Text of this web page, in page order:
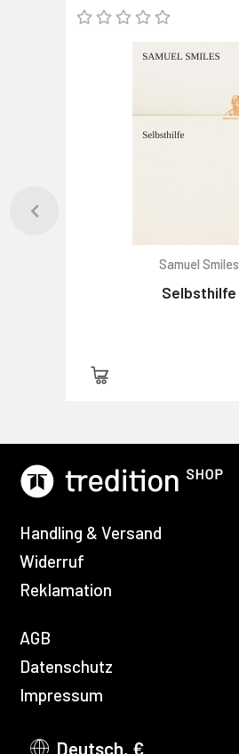
Samuel Smiles
Selbsthilfe
Handling & Versand
Widerruf
Reklamation
AGB
Datenschutz
Impressum
Deutsch, €